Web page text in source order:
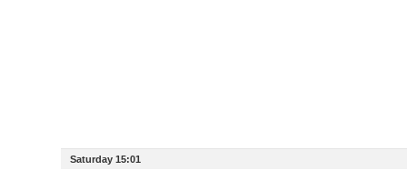
Saturday 15:01